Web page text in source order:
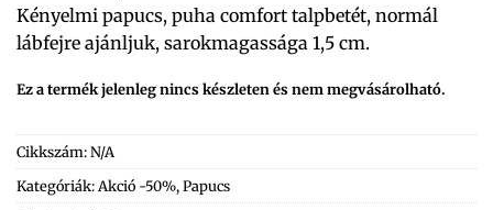
Kényelmi papucs, puha comfort talpbetét, normál
lábfejre ajánljuk, sarokmagassága 1,5 cm.
Ez a termék jelenleg nincs készleten és nem megvásárolható.
Cikkszám:N/A
Kategóriák:Akció -50%,Papucs